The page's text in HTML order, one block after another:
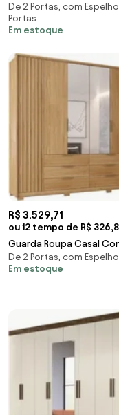
de Correr 245cm
Buriti/Fendi - Ca
De 2 Portas, com
Portas
Em estoque
R$ 3.529,71
ou 12 tempo de R$
Guarda Roupa Casal
Espelhos 6 Portas Martin
Buriti - Mpozena
De 2 Portas, com
Em estoque